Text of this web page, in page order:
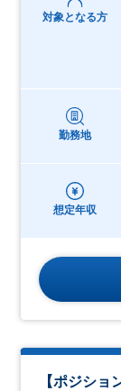
対象となる方
勤務地
想定年収
【ポジショ